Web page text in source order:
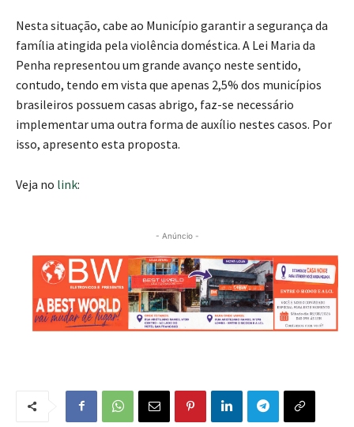
Nesta situação, cabe ao Município garantir a segurança da
família atingida pela violência doméstica. A Lei Maria da
Penha representou um grande avanço neste sentido,
contudo, tendo em vista que apenas 2,5% dos municípios
brasileiros possuem casas abrigo, faz-se necessário
implementar uma outra forma de auxílio nestes casos. Por
isso, apresento esta proposta.
Veja no link:
- Anúncio -